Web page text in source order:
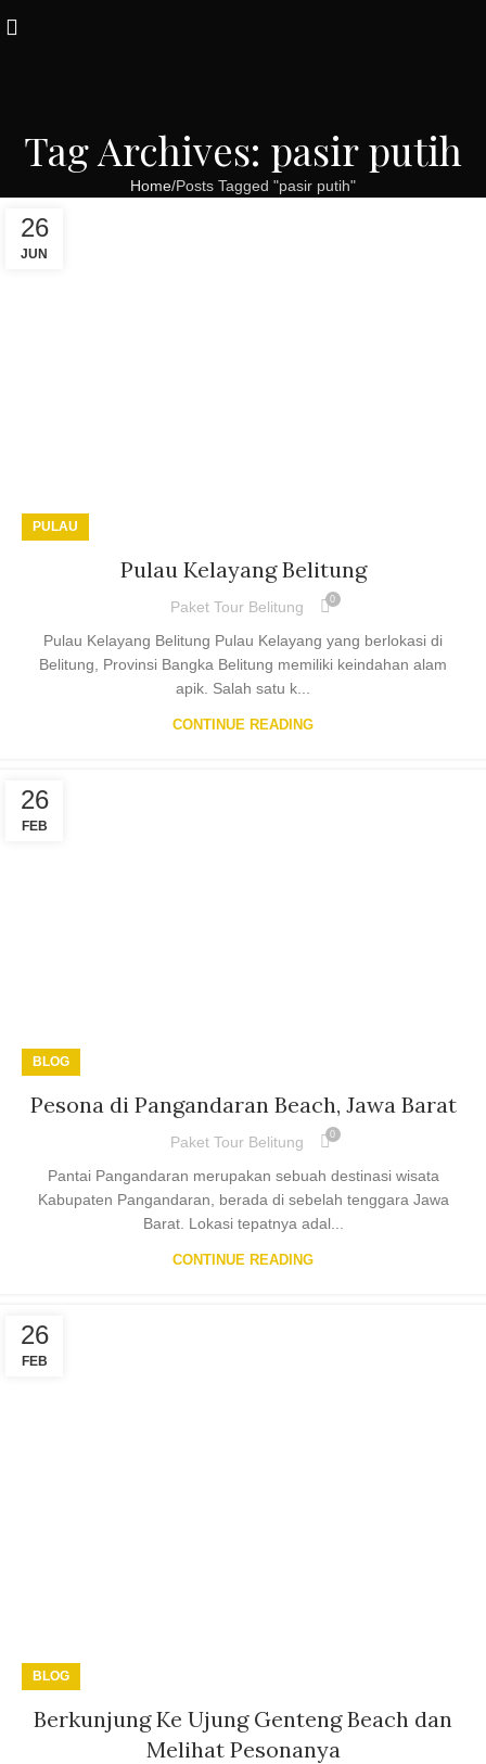
Tag Archives: pasir putih
Home Posts Tagged "pasir putih"
26
JUN
PULAU
Pulau Kelayang Belitung
Paket Tour Belitung 0
Pulau Kelayang Belitung Pulau Kelayang yang berlokasi di
Belitung, Provinsi Bangka Belitung memiliki keindahan alam
apik. Salah satu k...
CONTINUE READING
26
FEB
BLOG
Pesona di Pangandaran Beach, Jawa Barat
Paket Tour Belitung 0
Pantai Pangandaran merupakan sebuah destinasi wisata
Kabupaten Pangandaran, berada di sebelah tenggara Jawa
Barat. Lokasi tepatnya adal...
CONTINUE READING
26
FEB
BLOG
Berkunjung Ke Ujung Genteng Beach dan
Melihat Pesonanya